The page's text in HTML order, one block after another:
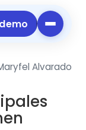
Alvarado